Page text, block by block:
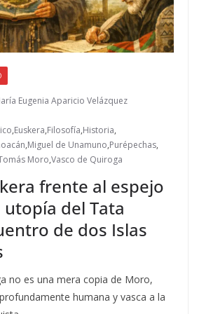
Eugenia Aparicio Velázquez
,Euskera,Filosofía,Historia,
,Miguel de Unamuno,Purépechas,
Moro,Vasco de Quiroga
frente al espejo
del Tata
de dos Islas
no es una mera copia de Moro,
humana y vasca a la